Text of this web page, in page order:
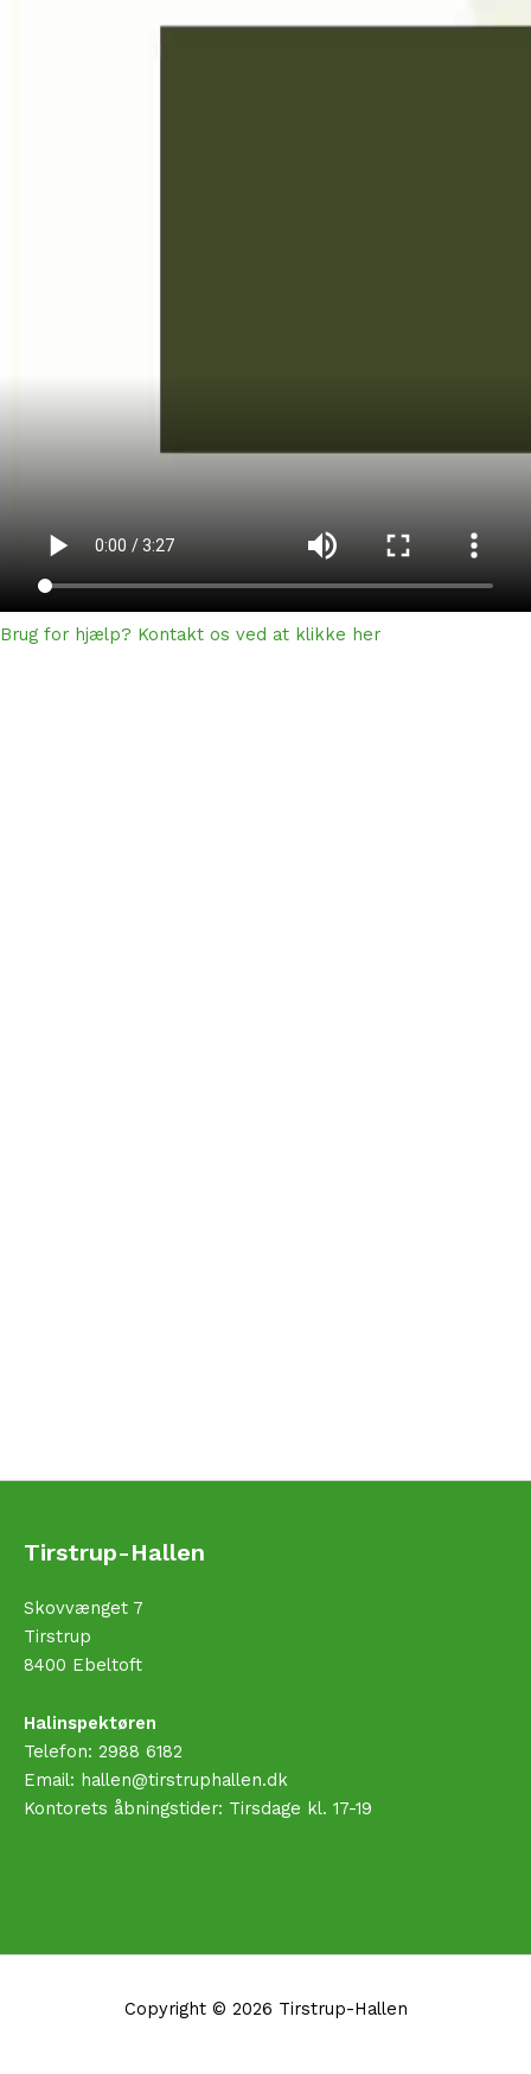
Brug for hjælp? Kontakt os ved at klikke her
Tirstrup-Hallen
Skovvænget 7
Tirstrup
8400 Ebeltoft
Halinspektøren
Telefon: 2988 6182
Email: hallen@tirstruphallen.dk
Kontorets åbningstider: Tirsdage kl. 17-19
Copyright © 2026 Tirstrup-Hallen